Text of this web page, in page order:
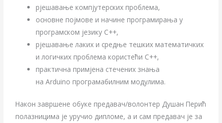
рјешавање компјутерских проблема,
основне појмове и начине програмирања у
програмском језику C++,
рјешавање лаких и средње тешких математичких
и логичких проблема користећи C++,
практична примјена стечених знања
на Arduino програмабилним модулима.
Након завршене обуке предавач/волонтер Душан Перић
полазницима је уручио дипломе, а и сам предавач је за